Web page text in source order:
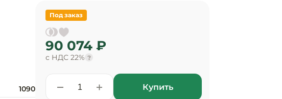
1090
90 074 ₽
с НДС 22% ?
Под заказ
Купить